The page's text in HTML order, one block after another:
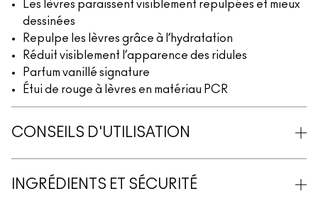
Les lèvres paraissent visiblement repulpées et mieux
dessinées
Repulpe les lèvres grâce à l’hydratation
Réduit visiblement l’apparence des ridules
Parfum vanillé signature
Étui de rouge à lèvres en matériau PCR
CONSEILS D'UTILISATION
INGRÉDIENTS ET SÉCURITÉ